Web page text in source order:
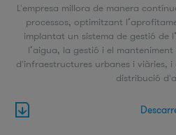
L'empresa millora de manera
processos, optimitzant
implantat un sistema de gestió de
l’aigua, la gestió i el
d'infraestructures urbanes i viàries, i
distribució